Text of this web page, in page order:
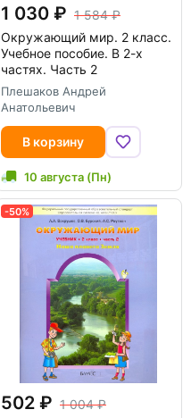
1 030
1 584
Окружающий мир. 2 класс.
Учебное пособие. В 2-х
частях. Часть 2
Плешаков Андрей
Анатольевич
В корзину
10 августа (Пн)
-50%
502
1 004